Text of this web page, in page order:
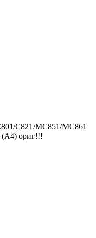
C821/MC851/MC861
(A4) ориг!!!